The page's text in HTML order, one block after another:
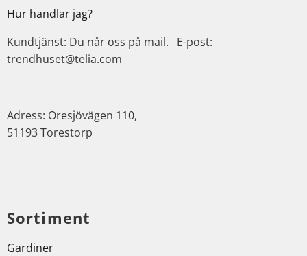
Hur handlar jag?
Kundtjänst: Du når oss på mail. E-post:
trendhuset@telia.com
Adress: Öresjövägen 110,
51193 Torestorp
Sortiment
Gardiner